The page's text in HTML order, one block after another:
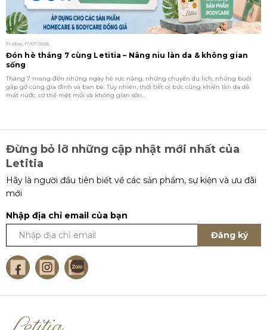
Friday, 17/07/2026
Đón hè tháng 7 cùng Letitia – Nâng niu làn da & không gian
sống
Tháng 7 mang đến những ngày hè rực nắng, những chuyến du lịch, những buổi
gặp gỡ cùng gia đình và bạn bè. Tuy nhiên, thời tiết oi bức cũng khiến làn da dễ
mất nước, cơ thể mệt mỏi và không gian sốn...
Đừng bỏ lỡ những cập nhật mới nhất của
Letitia
Hãy là người đầu tiên biết về các sản phẩm, sự kiện và ưu đãi
mới
Nhập địa chỉ email của bạn
Đăng ký